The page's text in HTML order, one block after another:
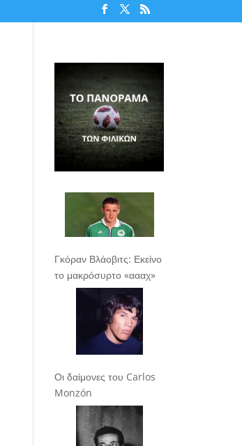
Γκόραν Βλάοβιτς: Εκείνο
το μακρόσυρτο «αααχ»
Οι δαίμονες του Carlos
Monzón